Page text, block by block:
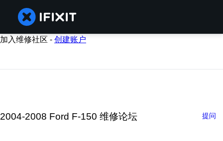
加入维修社区 -创建账户
2004-2008 Ford F-150 维修论坛 提问